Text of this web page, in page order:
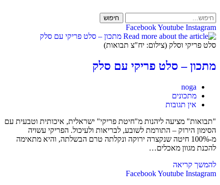
to
content
חיפוש
FacebookYoutube Instagram
סלט פריקי וסלק (צילום: יח"צ תבואות)
מתכון – סלט פריקי עם סלק
מחבר:
noga
קטגוריה:
מתכונים
תגובות:
אין תגובות
"תבואות" מציעה ליהנות מ"חיטת פריקי" ישראלית, איכותית וטבעית עם
הסימון הירוק – התורמת לשובע, לבריאות ולעיכול. הפריקי עשויה
מ-100% חיטה שנקצרה ירוקה ונקלתה טרם הבשלתה, והיא מתאימה
להכנת מגוון מאכלים…
להמשך קריאהמתכון
–
FacebookYoutube Instagram